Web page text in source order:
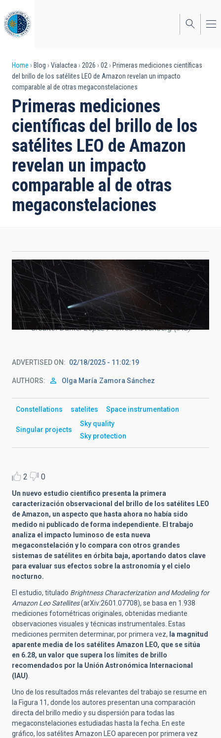
to
main
content
Breadcrumb
Home Blog Vialactea 2026 02
Primeras mediciones científicas
del brillo de los satélites LEO de Amazon revelan un impacto
comparable al de otras megaconstelaciones
Primeras mediciones
científicas del brillo de los
satélites LEO de Amazon
revelan un impacto
comparable al de otras
megaconstelaciones
Imagen del cometa C/2025 A6 (Lemmon) en la que se
han dejado sobrepuestas las trazas de los satélites.
Crédito: Daniel López / Alfred Rosenberg (IAC)
ADVERTISED ON 02/18/2025 - 11:02:19
AUTHORS Olga María Zamora Sánchez
Constellations satelites Space instrumentation
Singular projects
Sky quality
Sky protection
2 0
Un nuevo estudio científico presenta la primera
caracterización observacional del brillo de los satélites LEO
de Amazon, un aspecto que hasta ahora no había sido
medido ni publicado de forma independiente. El trabajo
analiza el impacto luminoso de esta nueva
megaconstelación y lo compara con otros grandes
sistemas de satélites en órbita baja, aportando datos clave
para evaluar sus efectos sobre la astronomía y el cielo
nocturno.
El estudio, titulado Brightness Characterization and Modeling for
Amazon Leo Satellites(arXiv:2601.07708), se basa en 1.938
mediciones fotométricas originales, obtenidas mediante
observaciones visuales y técnicas instrumentales. Estas
mediciones permiten determinar, por primera vez, la magnitud
aparente media de los satélites Amazon LEO, que se sitúa
en 6.28, un valor que supera los límites de brillo
recomendados por la Unión Astronómica Internacional
(IAU)
Uno de los resultados más relevantes del trabajo se resume en
la Figura 11, donde los autores presentan una comparación
directa del brillo medio y su dispersión para todas las
megaconstelaciones estudiadas hasta la fecha. En este
gráfico, los satélites Amazon LEO aparecen por primera vez